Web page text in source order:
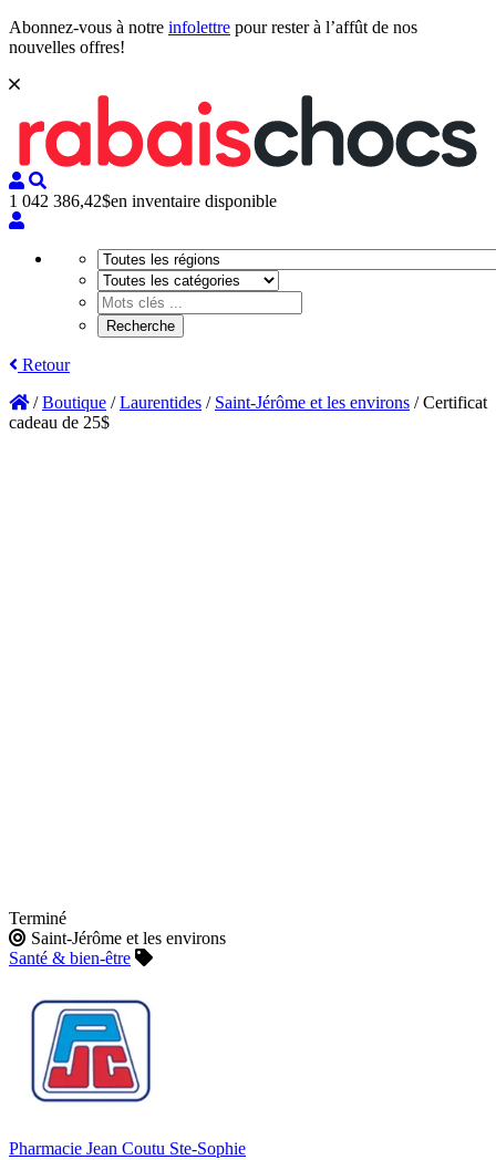
Abonnez-vous à notre infolettre pour rester à l’affût de nos
nouvelles offres!
1 042 386,42$en inventaire disponible
Retour
/Boutique /Laurentides / Saint-Jérôme et les environs /Certificat
cadeau de 25$
Terminé
Saint-Jérôme et les environs
Santé & bien-être
Pharmacie Jean Coutu Ste-Sophie